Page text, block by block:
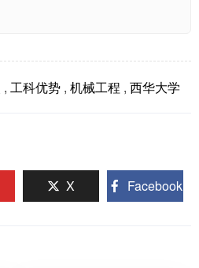
, 工科优势 , 机械工程 , 西华大学
X Facebook